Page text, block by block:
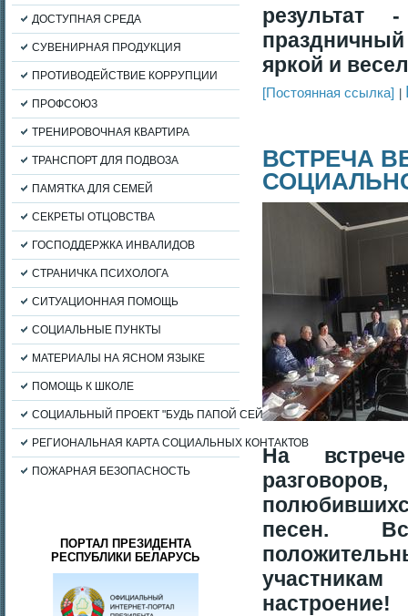
ДОСТУПНАЯ СРЕДА
СУВЕНИРНАЯ ПРОДУКЦИЯ
ПРОТИВОДЕЙСТВИЕ КОРРУПЦИИ
ПРОФСОЮЗ
ТРЕНИРОВОЧНАЯ КВАРТИРА
ТРАНСПОРТ ДЛЯ ПОДВОЗА
ПАМЯТКА ДЛЯ СЕМЕЙ
СЕКРЕТЫ ОТЦОВСТВА
ГОСПОДДЕРЖКА ИНВАЛИДОВ
СТРАНИЧКА ПСИХОЛОГА
СИТУАЦИОННАЯ ПОМОЩЬ
СОЦИАЛЬНЫЕ ПУНКТЫ
МАТЕРИАЛЫ НА ЯСНОМ ЯЗЫКЕ
ПОМОЩЬ К ШКОЛЕ
СОЦИАЛЬНЫЙ ПРОЕКТ "БУДЬ ПАПОЙ СЕЙЧАС"
РЕГИОНАЛЬНАЯ КАРТА СОЦИАЛЬНЫХ КОНТАКТОВ
ПОЖАРНАЯ БЕЗОПАСНОСТЬ
ПОРТАЛ ПРЕЗИДЕНТА
РЕСПУБЛИКИ БЕЛАРУСЬ
результат
яркой и
[Постоянная ссылка]
ВСТРЕЧА
На
песен.
настроение!